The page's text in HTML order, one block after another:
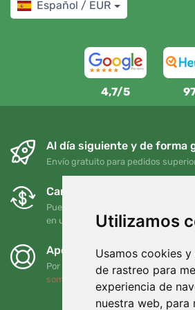
Utilizamos
Usamos cookies
de rastreo para
experiencia de
nuestra web, para
Español / EUR
4,7/5
Al día siguiente y de forma
Envío gratuito para pedidos
Cambios y devoluciones
Puede devolver o cambiar su
en un plazo de 90 días
Apoyamos a Trees.org
Por cada pedido plantamos un
somos